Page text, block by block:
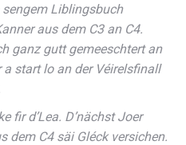
Liblingsbuch
aus dem C3 an C4.
ganz gutt gemeeschtert an
a start lo an der Véirelsfinall
fir d’Lea. D’nächst Joer
dem C4 säi Gléck versichen.